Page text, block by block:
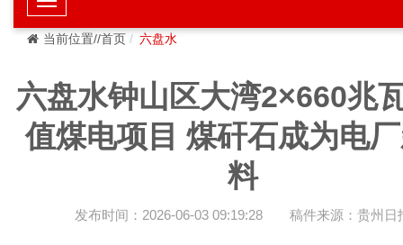
当前位置//首页 六盘水
六盘水钟山区大湾2×660兆
值煤电项目 煤矸石成为电
料
发布时间：2026-06-03 09:19:28 稿件来源：贵州日